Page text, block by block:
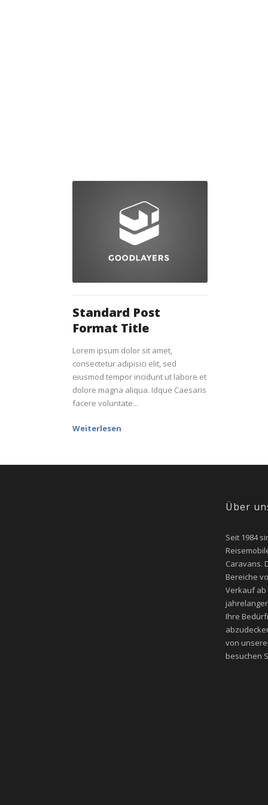
Standard Post
Format Title
Lorem ipsum dolor sit amet,
consectetur adipisici elit, sed
eiusmod tempor incidunt ut labore et
dolore magna aliqua. Idque Caesaris
facere voluntate...
Weiterlesen
Über
Seit 1984
Caravans.
Bereiche
Verkauf
Ihre
von
besuchen